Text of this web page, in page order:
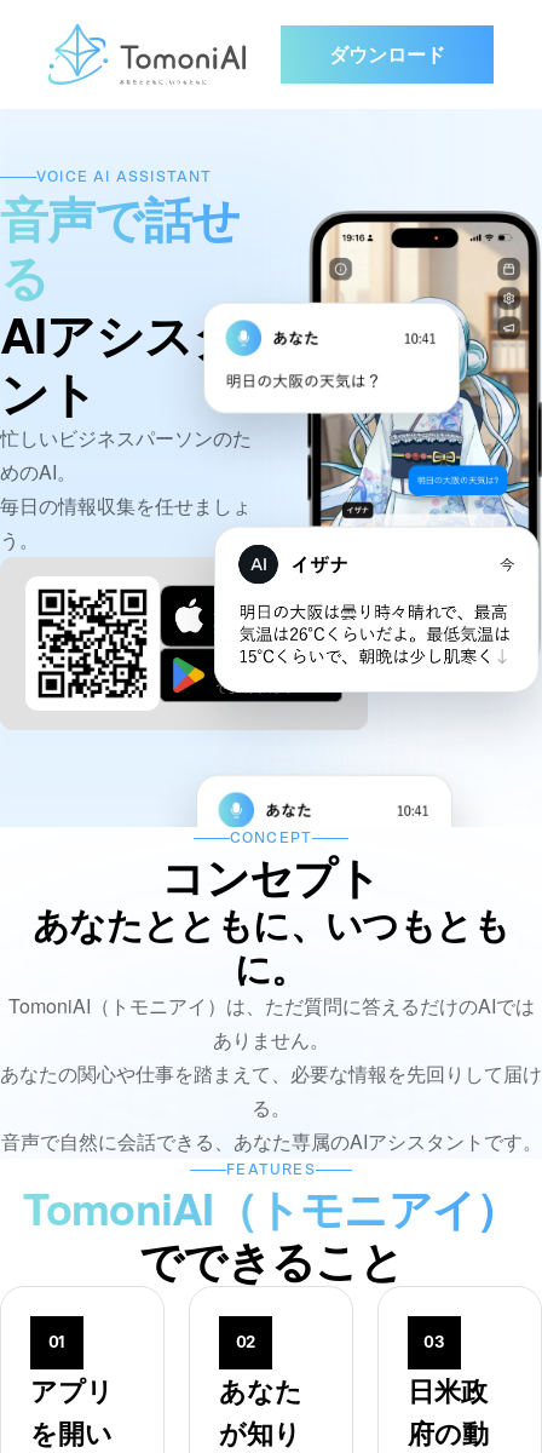
ダウンロード
VOICE AI ASSISTANT
音声で話せ
る
AIアシスタ
ント
忙しいビジネスパーソンのた
めのAI。
毎日の情報収集を任せましょ
う。
CONCEPT
コンセプト
あなたとともに、いつもとも
に。
TomoniAI（トモニアイ）は、ただ質問に答えるだけのAIでは
ありません。
あなたの関心や仕事を踏まえて、必要な情報を先回りして届け
る。
音声で自然に会話できる、あなた専属のAIアシスタントです。
FEATURES
TomoniAI（トモニアイ）
でできること
01
アプリ
を開い
02
あなた
が知り
03
日米政
府の動